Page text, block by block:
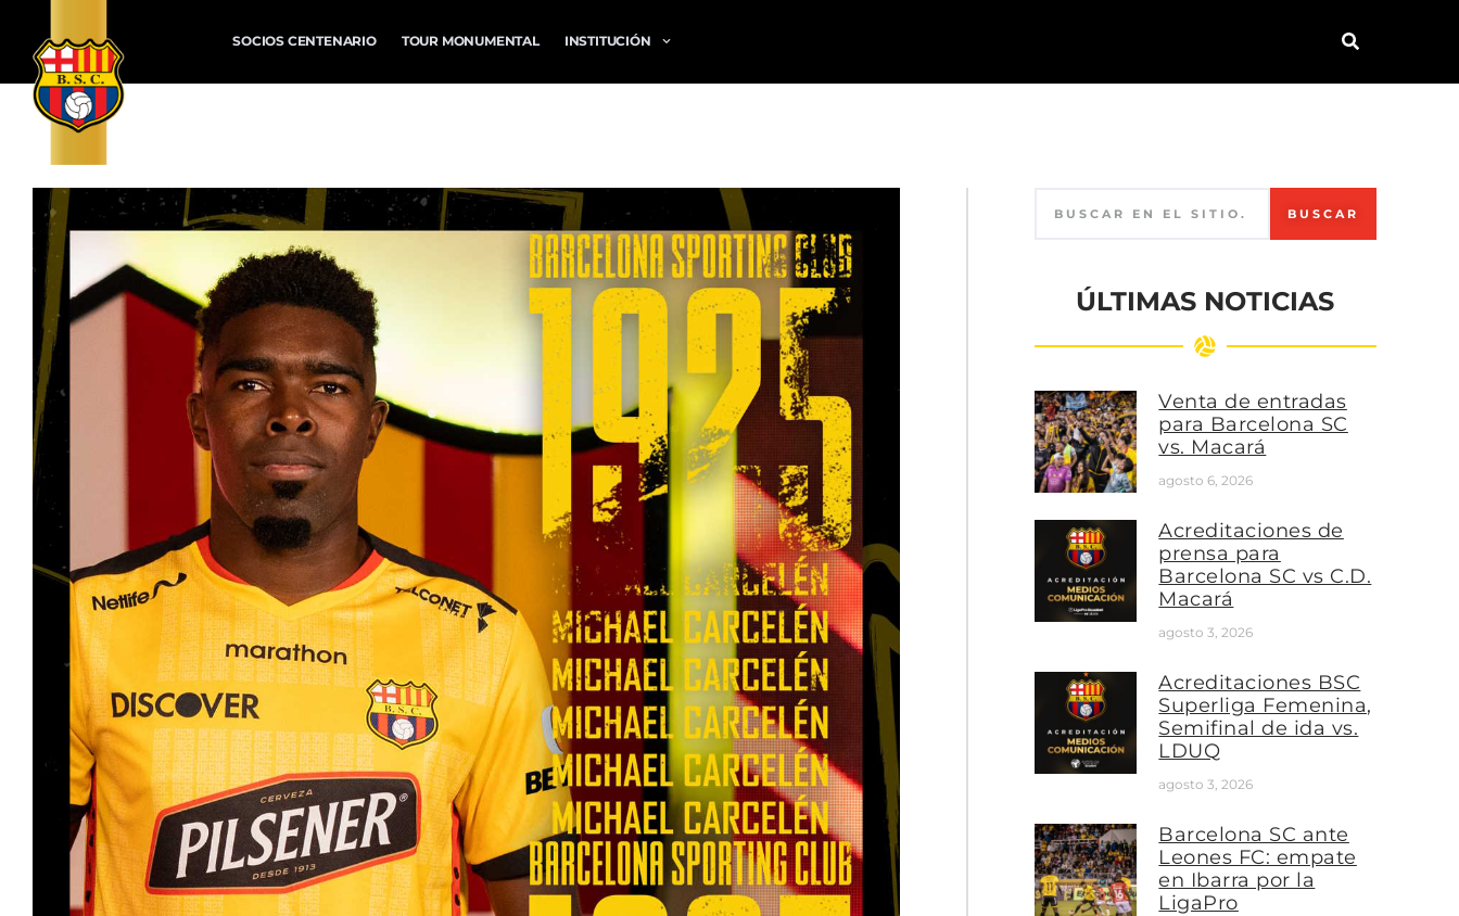
SOCIOS CENTENARIO TOUR MONUMENTAL INSTITUCIÓN
BUSCAR
ÚLTIMAS NOTICIAS
Venta de entradas
para Barcelona SC
vs. Macará
agosto 6, 2026
Acreditaciones de
prensa para
Barcelona SC vs C.D.
Macará
agosto 3, 2026
Acreditaciones BSC
Superliga Femenina,
Semifinal de ida vs.
LDUQ
agosto 3, 2026
Barcelona SC ante
Leones FC: empate
en Ibarra por la
LigaPro